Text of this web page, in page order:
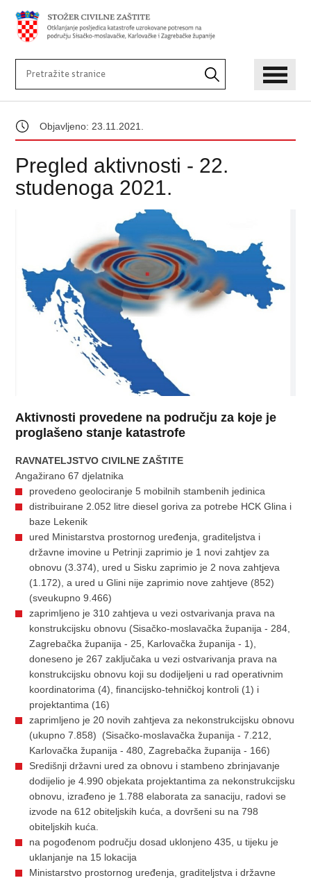
Objavljeno: 23.11.2021.
Pregled aktivnosti - 22.
studenoga 2021.
Aktivnosti provedene na području za koje je
proglašeno stanje katastrofe
RAVNATELJSTVO CIVILNE ZAŠTITE
Angažirano 67 djelatnika
provedeno geolociranje 5 mobilnih stambenih jedinica
distribuirane 2.052 litre diesel goriva za potrebe HCK Glina i
baze Lekenik
ured Ministarstva prostornog uređenja, graditeljstva i
državne imovine u Petrinji zaprimio je 1 novi zahtjev za
obnovu (3.374), ured u Sisku zaprimio je 2 nova zahtjeva
(1.172), a ured u Glini nije zaprimio nove zahtjeve (852)
(sveukupno 9.466)
zaprimljeno je 310 zahtjeva u vezi ostvarivanja prava na
konstrukcijsku obnovu (Sisačko-moslavačka županija - 284,
Zagrebačka županija - 25, Karlovačka županija - 1),
doneseno je 267 zaključaka u vezi ostvarivanja prava na
konstrukcijsku obnovu koji su dodijeljeni u rad operativnim
koordinatorima (4), financijsko-tehničkoj kontroli (1) i
projektantima (16)
zaprimljeno je 20 novih zahtjeva za nekonstrukcijsku obnovu
(ukupno 7.858) (Sisačko-moslavačka županija - 7.212,
Karlovačka županija - 480, Zagrebačka županija - 166)
Središnji državni ured za obnovu i stambeno zbrinjavanje
dodijelio je 4.990 objekata projektantima za nekonstrukcijsku
obnovu, izrađeno je 1.788 elaborata za sanaciju, radovi se
izvode na 612 obiteljskih kuća, a dovršeni su na 798
obiteljskih kuća.
na pogođenom području dosad uklonjeno 435, u tijeku je
uklanjanje na 15 lokacija
Ministarstvo prostornog uređenja, graditeljstva i državne